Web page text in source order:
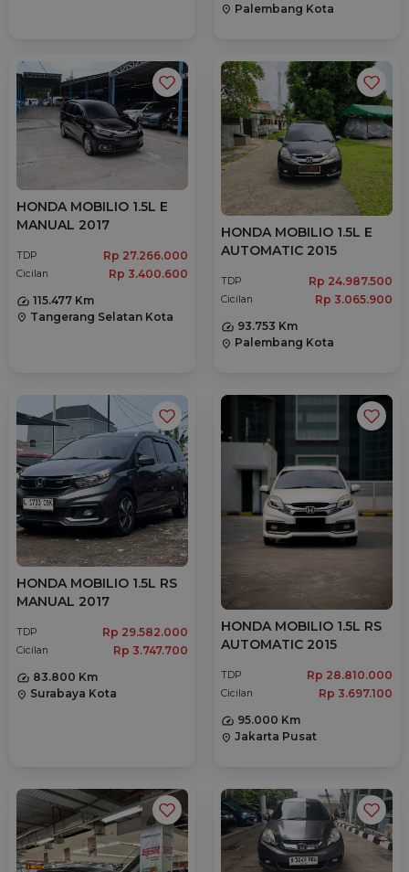
location_on Palembang Kota
HONDA MOBILIO 1.5L E
MANUAL 2017
TDP Rp 27.266.000
Cicilan
Rp 3.400.600
115.477 Km
location_on Tangerang Selatan Kota
HONDA MOBILIO 1.5L E
AUTOMATIC 2015
TDP Rp 24.987.500
Cicilan
Rp 3.065.900
93.753 Km
location_on Palembang Kota
HONDA MOBILIO 1.5L RS
MANUAL 2017
TDP Rp 29.582.000
Cicilan
Rp 3.747.700
83.800 Km
location_on Surabaya Kota
HONDA MOBILIO 1.5L RS
AUTOMATIC 2015
TDP Rp 28.810.000
Cicilan
Rp 3.697.100
95.000 Km
location_on Jakarta Pusat